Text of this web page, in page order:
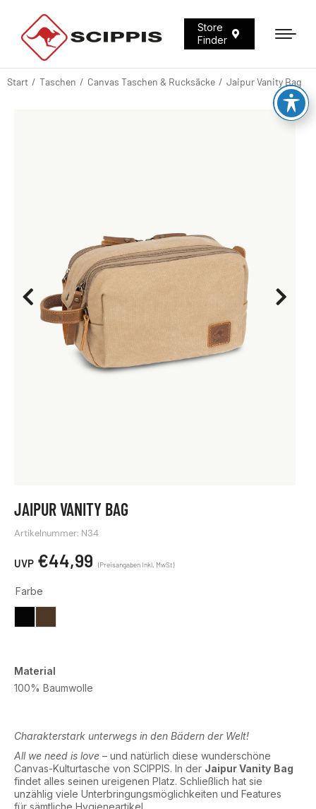
Store
Finder
Sie befinden sich hier:
Start Taschen Canvas Taschen & Rucksäcke Jaipur Vanity Bag
JAIPUR VANITY BAG
Artikelnummer: N34
€44,99
Farbe
Material
100% Baumwolle
Charakterstark unterwegs in den Bädern der Welt!
All we need is love – und natürlich diese wunderschöne
Canvas-Kulturtasche von SCIPPIS. In der Jaipur Vanity Bag
findet alles seinen ureigenen Platz. Schließlich hat sie
unzählig viele Unterbringungsmöglichkeiten und Features
für sämtliche Hygieneartikel.